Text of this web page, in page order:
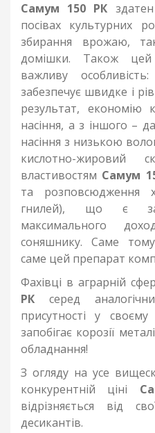
Самум 150 РК
посівах культурних
збирання врожаю,
домішки. Також
важливу
забезпечує швидке і
результат, економію
насіння, а з іншого –
насіння з низькою
кислотно-жировий
властивостям Самум
та розповсюдження
гнилей), що є
максимального
соняшнику. Саме
саме цей препарат
Фахівці в аграрній
РК серед
присутності у
запобігає корозії
обладнання!
З огляду на усе
конкурентній ціні
відрізняється від
десикантів.